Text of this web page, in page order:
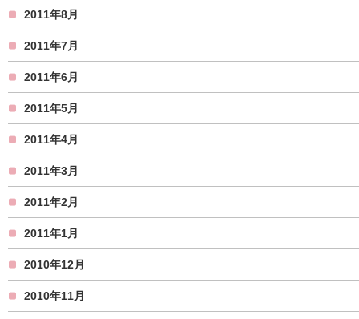
2011年8月
2011年7月
2011年6月
2011年5月
2011年4月
2011年3月
2011年2月
2011年1月
2010年12月
2010年11月